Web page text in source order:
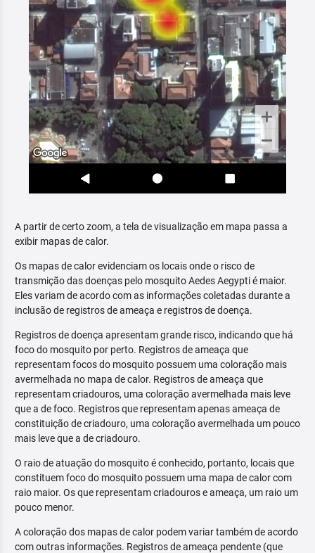
A partir de certo zoom, a tela de visualização em mapa passa a
exibir mapas de calor.
Os mapas de calor evidenciam os locais onde o risco de
transmição das doenças pelo mosquito Aedes Aegypti é maior.
Eles variam de acordo com as informações coletadas durante a
inclusão de registros de ameaça e registros de doença.
Registros de doença apresentam grande risco, indicando que há
foco do mosquito por perto. Registros de ameaça que
representam focos do mosquito possuem uma coloração mais
avermelhada no mapa de calor. Registros de ameaça que
representam criadouros, uma coloração avermelhada mais leve
que a de foco. Registros que representam apenas ameaça de
constituição de criadouro, uma coloração avermelhada um pouco
mais leve que a de criadouro.
O raio de atuação do mosquito é conhecido, portanto, locais que
constituem foco do mosquito possuem uma mapa de calor com
raio maior. Os que representam criadouros e ameaça, um raio um
pouco menor.
A coloração dos mapas de calor podem variar também de acordo
com outras informações. Registros de ameaça pendente (que